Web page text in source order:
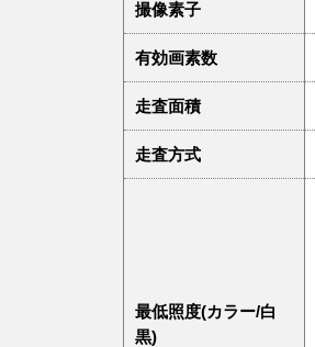
撮像素子
有効画素数
走査面積
走査方式
最低照度(カラー/白
黒)